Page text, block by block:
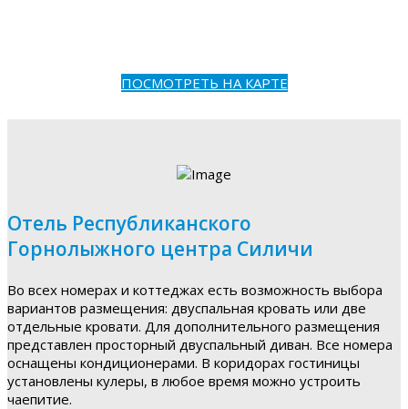
ПОСМОТРЕТЬ НА КАРТЕ
Отель Республиканского
Горнолыжного центра Силичи
Во всех номерах и коттеджах есть возможность выбора
вариантов размещения: двуспальная кровать или две
отдельные кровати. Для дополнительного размещения
представлен просторный двуспальный диван. Все номера
оснащены кондиционерами. В коридорах гостиницы
установлены кулеры, в любое время можно устроить
чаепитие.